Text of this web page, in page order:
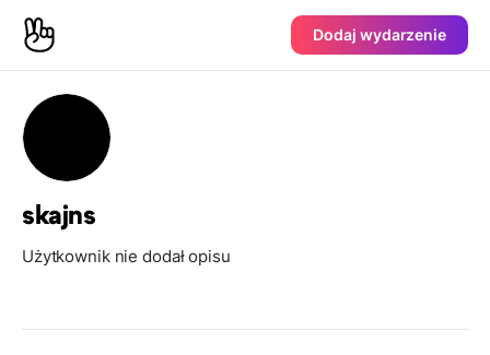
Dodaj wydarzenie
skajns
Użytkownik nie dodał opisu